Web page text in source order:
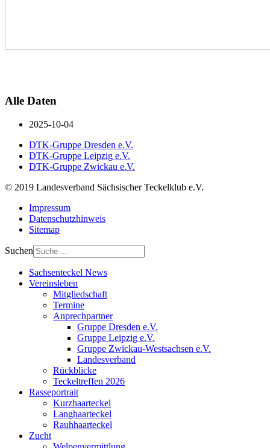
Alle Daten
2025-10-04
DTK-Gruppe Dresden e.V.
DTK-Gruppe Leipzig e.V.
DTK-Gruppe Zwickau e.V.
© 2019 Landesverband Sächsischer Teckelklub e.V.
Impressum
Datenschutzhinweis
Sitemap
Suchen
Sachsenteckel News
Vereinsleben
Mitgliedschaft
Termine
Anprechpartner
Gruppe Dresden e.V.
Gruppe Leipzig e.V.
Gruppe Zwickau-Westsachsen e.V.
Landesverband
Rückblicke
Teckeltreffen 2026
Rasseportrait
Kurzhaarteckel
Langhaarteckel
Rauhhaarteckel
Zucht